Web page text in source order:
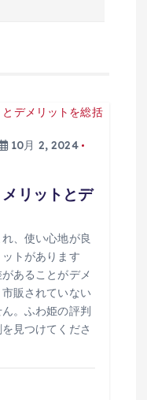
10月 2, 2024
リットとデ
、使い心地が良
トがあります
あることがデメ
販されていない
。ふわ姫の評判
見つけてくださ